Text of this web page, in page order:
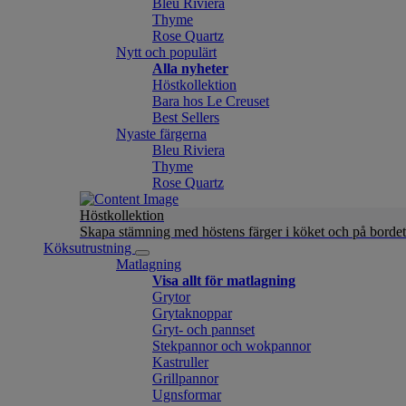
Bleu Riviera
Thyme
Rose Quartz
Nytt och populärt
Alla nyheter
Höstkollektion
Bara hos Le Creuset
Best Sellers
Nyaste färgerna
Bleu Riviera
Thyme
Rose Quartz
Höstkollektion
Skapa stämning med höstens färger i köket och på
Köksutrustning
Matlagning
Visa allt för matlagning
Grytor
Grytaknoppar
Gryt- och pannset
Stekpannor och wokpannor
Kastruller
Grillpannor
Ugnsformar